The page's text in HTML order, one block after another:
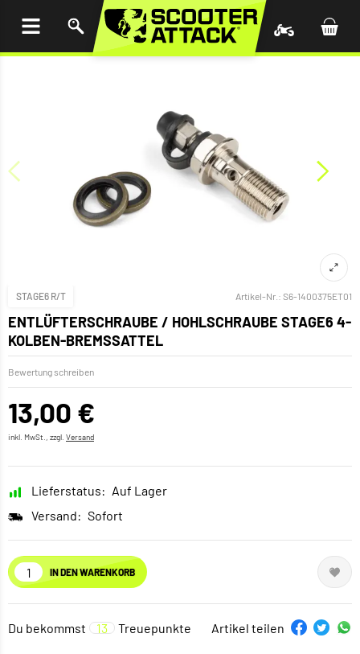
STAGE6 R/T Artikel-Nr.: S6-1400375ET01
ENTLÜFTERSCHRAUBE / HOHLSCHRAUBE STAGE6 4-
KOLBEN-BREMSSATTEL
Bewertung schreiben
13,00 €
inkl. MwSt., zzgl. Versand
Lieferstatus: Auf Lager
Versand: Sofort
IN DEN WARENKORB
Du bekommst 13 Treuepunkte Artikel teilen